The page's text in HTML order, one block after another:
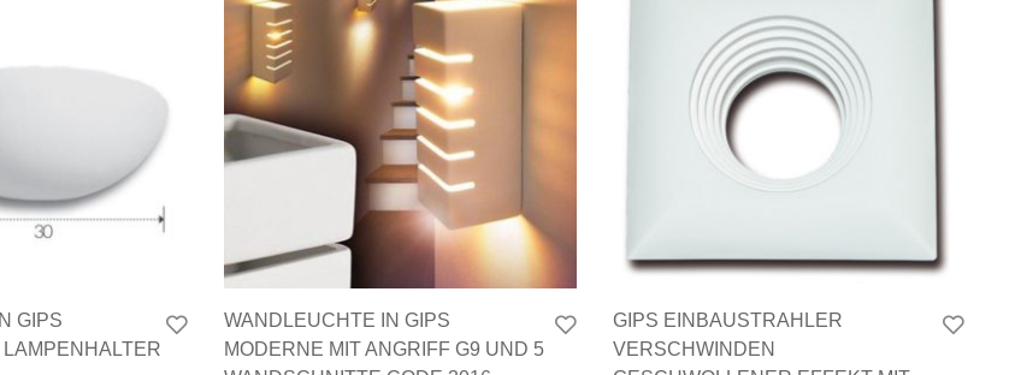
GIPS
WANDLEUCHTE IN GIPS
MODERNE MIT ANGRIFF G9 UND 5
GIPS EINBAUSTRAHLER
VERSCHWINDEN